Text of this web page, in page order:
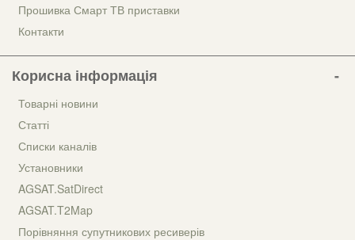
Прошивка Смарт ТВ приставки
Контакти
Корисна інформація
Товарні новини
Статті
Списки каналів
Установники
AGSAT.SatDirect
AGSAT.T2Map
Порівняння супутникових ресиверів